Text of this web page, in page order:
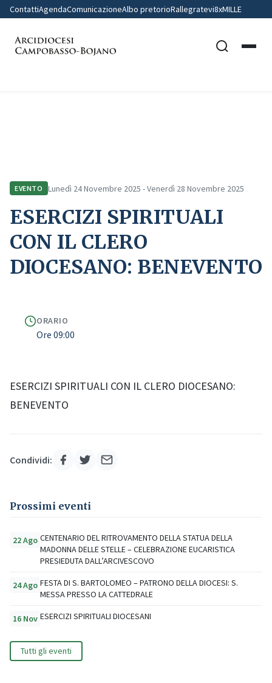
ContattiAgendaComunicazioneAlbo pretorioRallegratevi8xMILLE
EVENTO Lunedì 24 Novembre 2025 - Venerdì 28 Novembre 2025
ESERCIZI SPIRITUALI
CON IL CLERO
DIOCESANO: BENEVENTO
ORARIO
Ore 09:00
ESERCIZI SPIRITUALI CON IL CLERO DIOCESANO:
BENEVENTO
Condividi:
Prossimi eventi
22 Ago CENTENARIO DEL RITROVAMENTO DELLA STATUA DELLA
MADONNA DELLE STELLE – CELEBRAZIONE EUCARISTICA
PRESIEDUTA DALL’ARCIVESCOVO
24 Ago FESTA DI S. BARTOLOMEO – PATRONO DELLA DIOCESI: S.
MESSA PRESSO LA CATTEDRALE
16 Nov ESERCIZI SPIRITUALI DIOCESANI
Tutti gli eventi